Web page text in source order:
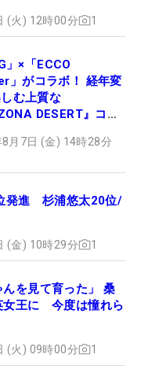
(火) 12時00分 1
」×「ECCO
」がコラボ！ 経年変
む上質な
DESERT』コレ
月7日 (金) 14時28分
発進 杉浦悠太20位/
(金) 10時29分 1
んを見て育った」 桑
女王に 今度は憧れら
(火) 09時00分 1